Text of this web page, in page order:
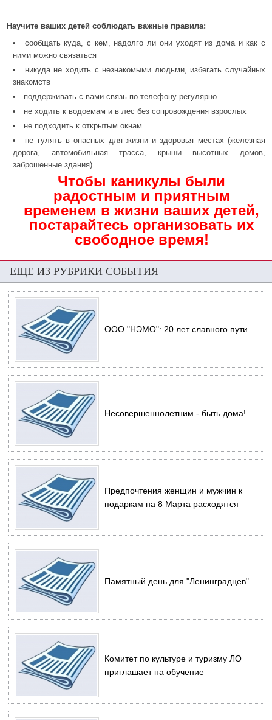
Научите ваших детей соблюдать важные правила:
сообщать куда, с кем, надолго ли они уходят из дома и как с
ними можно связаться
никуда не ходить с незнакомыми людьми, избегать случайных
знакомств
поддерживать с вами связь по телефону регулярно
не ходить к водоемам и в лес без сопровождения взрослых
не подходить к открытым окнам
не гулять в опасных для жизни и здоровья местах (железная
дорога, автомобильная трасса, крыши высотных домов,
заброшенные здания)
Чтобы каникулы были
радостным и приятным
временем в жизни ваших детей,
постарайтесь организовать их
свободное время!
ЕЩЕ ИЗ РУБРИКИ СОБЫТИЯ
ООО "НЭМО": 20 лет славного пути
Несовершеннолетним - быть дома!
Предпочтения женщин и мужчин к
подаркам на 8 Марта расходятся
Памятный день для "Ленинградцев"
Комитет по культуре и туризму ЛО
приглашает на обучение